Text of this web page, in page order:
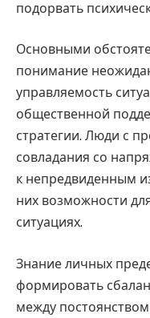
подорвать
Основными
понимание
управляемость
общественной
стратегии. Люди с
совладания со
к непредвиденным
них возможности
ситуациях.
Знание личных
формировать
между